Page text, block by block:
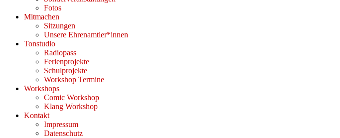
Fotos
Mitmachen
Sitzungen
Unsere Ehrenamtler*innen
Tonstudio
Radiopass
Ferienprojekte
Schulprojekte
Workshop Termine
Workshops
Comic Workshop
Klang Workshop
Kontakt
Impressum
Datenschutz